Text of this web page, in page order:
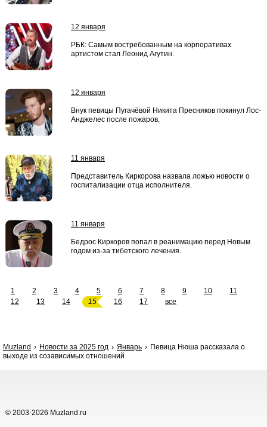
12 января
РБК: Самым востребованным на корпоративах
артистом стал Леонид Агутин.
12 января
Внук певицы Пугачёвой Никита Пресняков покинул Лос-
Анджелес после пожаров.
11 января
Представитель Киркорова назвала ложью новости о
госпитализации отца исполнителя.
11 января
Бедрос Киркоров попал в реанимацию перед Новым
годом из-за тибетского лечения.
1 2 3 4 5 6 7 8 9 10
11
12
13 14 15 16 17 все
Muzland Новости за 2025 год Январь
Певица Нюша рассказала о
выходе из созависимых отношений
© 2003-2026 Muzland.ru